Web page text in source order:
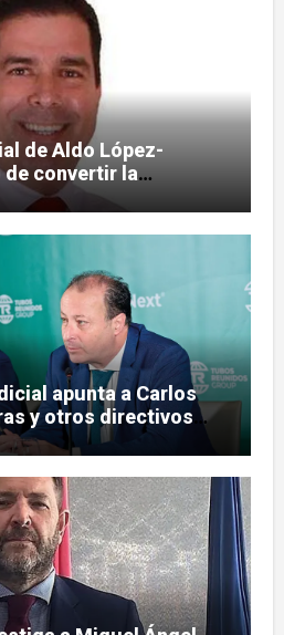
de Aldo López-
convertir la
arma
apunta a Carlos
y otros directivos
en el rescate de